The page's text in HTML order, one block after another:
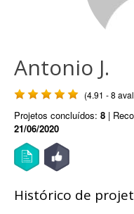
Antonio J.
(4.91 - 8
Projetos concluídos: 8 |
21/06/2020
Histórico de